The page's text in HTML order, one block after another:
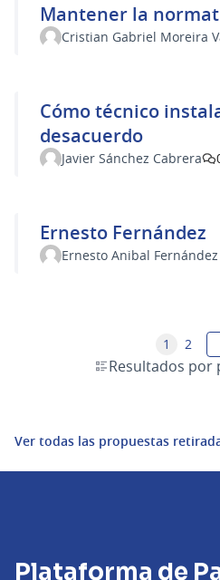
Mantener la
Cristian Gabriel Moreira
Cómo técnico
desacuerdo
Javier Sánchez Cabrera
Ernesto Fernández
Ernesto Anibal Fernández
Resultados por
1 2
Ver todas las propuestas
Plataforma de